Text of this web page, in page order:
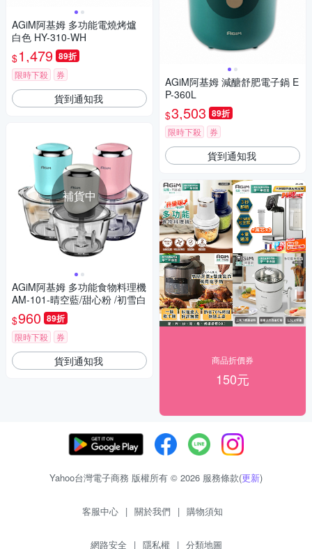
AGiM阿基姆 多功能電燒烤爐
白色 HY-310-WH
$1,479 89折
限時下殺 券
貨到通知我
補貨中
AGiM阿基姆 多功能食物料理機
AM-101-晴空藍/甜心粉 /初雪白
$960 89折
限時下殺 券
貨到通知我
AGiM阿基姆 減醣舒肥電子鍋 E
P-360L
$3,503 89折
限時下殺 券
貨到通知我
商品折價券
150元
Yahoo台灣電子商務 版權所有 © 2026 服務條款(更新)
客服中心 | 關於我們 | 購物須知
網路安全 | 隱私權 | 分類地圖